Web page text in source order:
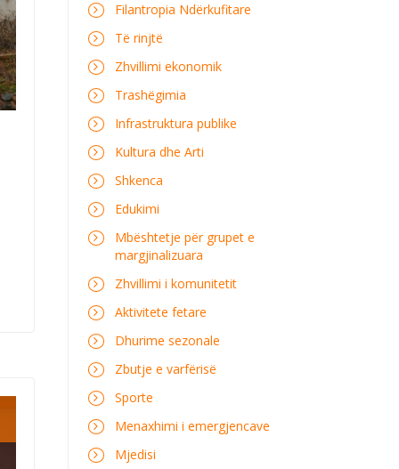
Filantropia Ndërkufitare
Të rinjtë
Zhvillimi ekonomik
Trashëgimia
Infrastruktura publike
Kultura dhe Arti
Shkenca
Edukimi
Mbështetje për grupet e
margjinalizuara
Zhvillimi i komunitetit
Aktivitete fetare
Dhurime sezonale
Zbutje e varfërisë
Sporte
Menaxhimi i emergjencave
Mjedisi